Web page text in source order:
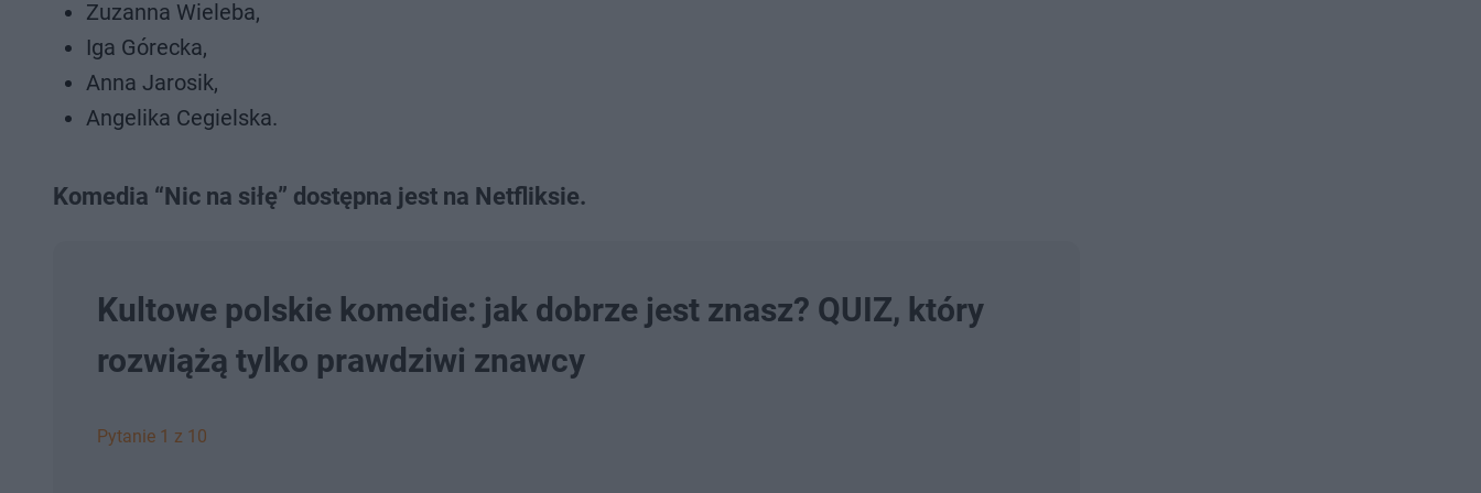
Zuzanna Wieleba,
Iga Górecka,
Anna Jarosik,
Angelika Cegielska.
Komedia “Nic na siłę” dostępna jest na Netfliksie.
Kultowe polskie komedie: jak dobrze jest znasz? QUIZ, który
rozwiążą tylko prawdziwi znawcy
Pytanie 1 z 10